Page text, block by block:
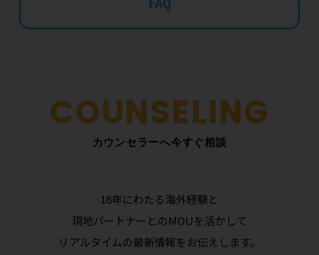
カウンセラーへ今すぐ相談
18年にわたる海外経験と
現地パートナーとのMOUを活かして
リアルタイムの最新情報をお伝えします。